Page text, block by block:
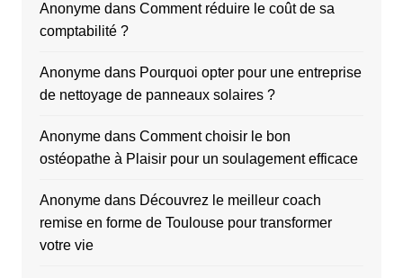
Anonymedans Comment réduire le coût de sa
comptabilité ?
Anonymedans Pourquoi opter pour une entreprise
de nettoyage de panneaux solaires ?
Anonymedans Comment choisir le bon
ostéopathe à Plaisir pour un soulagement efficace
Anonymedans Découvrez le meilleur coach
remise en forme de Toulouse pour transformer
votre vie